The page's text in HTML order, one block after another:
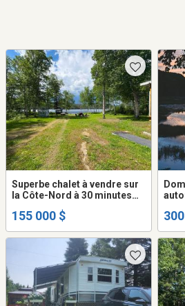
Superbe chalet à vendre sur
la Côte-Nord à 30 minutes
155 000 $